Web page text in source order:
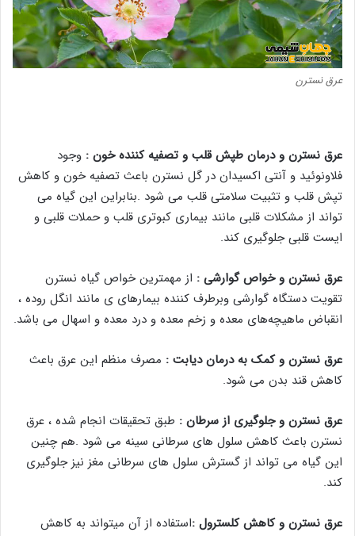
عرق نسترن
عرق نسترن و درمان طپش قلب و تصفیه کننده خون : وجود
فلاونوئید و آنتی اکسیدان در گل نسترن باعث تصفیه خون و کاهش
تپش قلب و تثبیت سلامتی قلب می شود .بنابراین این گیاه می
تواند از مشکلات قلبی مانند بیماری کبوتری قلب و حملات قلبی و
ایست قلبی جلوگیری کند.
عرق نسترن و خواص گوارشی : از مهمترین خواص گیاه نسترن
تقویت دستگاه گوارشی وبرطرف کننده بیمارهای ی مانند انگل روده ،
انقباض ماهیچه‌های معده و زخم معده و درد معده و اسهال می باشد.
عرق نسترن و کمک به درمان دیابت : مصرف منظم این عرق باعث
کاهش قند بدن می شود.
عرق نسترن و جلوگیری از سرطان : طبق تحقیقات انجام شده ، عرق
نسترن باعث کاهش سلول های سرطانی سینه می شود .هم چنین
این گیاه می تواند از گسترش سلول های سرطانی مغز نیز جلوگیری
کند.
عرق نسترن و کاهش کلسترول :استفاده از آن میتواند به کاهش